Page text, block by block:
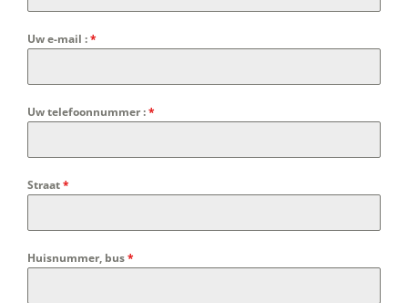
Uw e-mail :*
Uw telefoonnummer :*
Straat*
Huisnummer, bus*